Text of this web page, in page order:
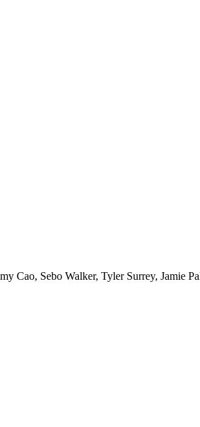
Cao, Sebo Walker, Tyler Surrey, Jamie